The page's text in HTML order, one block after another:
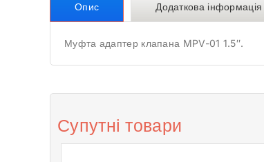
Опис Додаткова інформація
Муфта адаптер клапана MPV-01 1.5″.
Супутні товари